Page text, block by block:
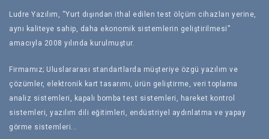
Ludre Yazılım, “Yurt dışından ithal edilen test ölçüm cihazları yerine,
aynı kaliteye sahip, daha ekonomik sistemlerin geliştirilmesi”
amacıyla 2008 yılında kurulmuştur.
Firmamız; Uluslararası standartlarda müşteriye özgü yazılım ve
çözümler, elektronik kart tasarımı, ürün geliştirme, veri toplama
analiz sistemleri, kapalı bomba test sistemleri, hareket kontrol
sistemleri, yazılım dili eğitimleri, endüstriyel aydınlatma ve yapay
görme sistemleri...